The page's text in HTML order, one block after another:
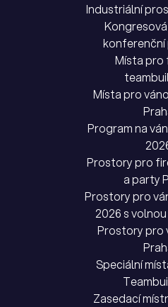
Industriální
Místa pro
Místa pro
Program na
Prostory pro
a party
Prostory pro
2026 s
Prostory pro
Speciální
Zasedací